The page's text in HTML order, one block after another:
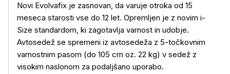
Novi Evolvafix je zasnovan, da varuje otroka od 15
meseca starosti vse do 12 let. Opremljen je z novim i-
Size standardom, ki zagotavlja varnost in udobje.
Avtosedež se spremeni iz avtosedeža z 5-točkovnim
varnostnim pasom (do 105 cm oz. 22 kg) v sedež z
visokim naslonom za podaljšano uporabo.